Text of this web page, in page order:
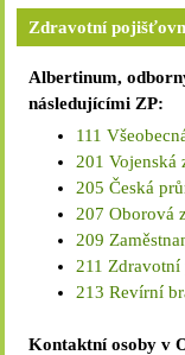
Zdravotní
Albertinum,
následujícími ZP:
111
201 Vojenská
205 Česká
207 Oborová
209
211
213 Revírní
Kontaktní osoby v